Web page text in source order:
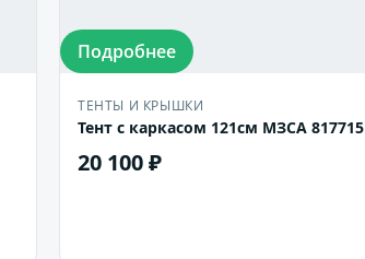
Подробнее
ТЕНТЫ И КРЫШКИ
Тент с каркасом 121см МЗСА 817715
20 100 ₽